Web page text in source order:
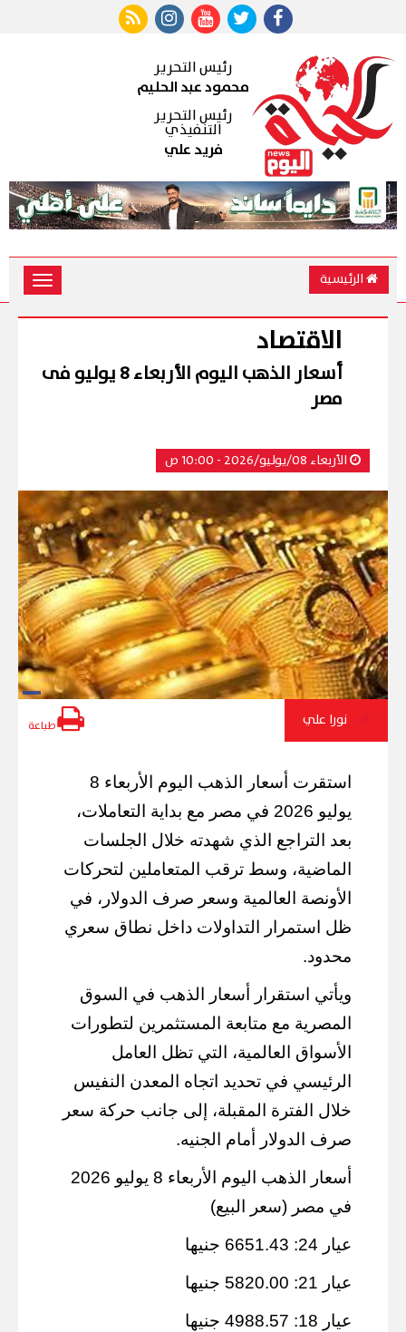
رئيس التحرير
محمود عبد الحليم
رئيس التحرير
التنفيذي
فريد علي
الرئيسية
Toggle
الاقتصاد
أسعار الذهب اليوم الأربعاء 8 يوليو فى
مصر
الأربعاء 08/يوليو/2026 - 10:00 ص
نورا علي طباعة
استقرت أسعار الذهب اليوم الأربعاء 8
يوليو 2026 في مصر مع بداية التعاملات،
بعد التراجع الذي شهدته خلال الجلسات
الماضية، وسط ترقب المتعاملين لتحركات
الأونصة العالمية وسعر صرف الدولار، في
ظل استمرار التداولات داخل نطاق سعري
محدود.
ويأتي استقرار أسعار الذهب في السوق
المصرية مع متابعة المستثمرين لتطورات
الأسواق العالمية، التي تظل العامل
الرئيسي في تحديد اتجاه المعدن النفيس
خلال الفترة المقبلة، إلى جانب حركة سعر
صرف الدولار أمام الجنيه.
أسعار الذهب اليوم الأربعاء 8 يوليو 2026
في مصر (سعر البيع)
عيار 24: 6651.43 جنيها
عيار 21: 5820.00 جنيها
عيار 18: 4988.57 جنيها